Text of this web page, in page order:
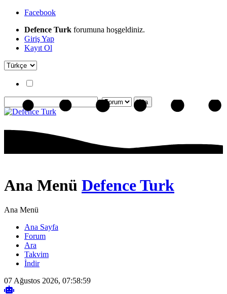
Facebook
Defence Turk forumuna hoşgeldiniz.
Giriş Yap
Kayıt Ol
Ana Menü Defence Turk
Ana Menü
Ana Sayfa
Forum
Ara
Takvim
İndir
07 Ağustos 2026, 07:58:59